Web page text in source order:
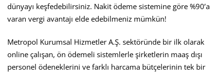
dünyayı keşfedebilirsiniz. Nakit ödeme sistemine göre %90’a
varan vergi avantajı elde edebilmeniz mümkün!
Metropol Kurumsal Hizmetler A.Ş. sektöründe bir ilk olarak
online çalışan, ön ödemeli sistemlerle şirketlerin maaş dışı
personel ödeneklerini ve farklı harcama bütçelerinin tek bir